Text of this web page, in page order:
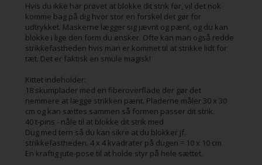
Hvis du ikke har prøvet at blokke dit strik før, vil det nok
komme bag på dig hvor stor en forskel det gør for
udtrykket. Maskerne lægger sig jævnt og pænt, og du kan
blokke i lige den form du ønsker. Ofte kan man også redde
strikkefastheden hvis man er kommet til at strikke lidt for
tæt. Det er faktisk en smule magisk!
Kittet indeholder:
18 skumplader med en fiberoverflade der gør det
nemmere at lægge strikken pænt. Pladerne måler 30 x 30
cm og kan sættes sammen så formen passer dit strik.
40 t-pins - nåle til at blokke dit strik med
Dug med tern så du kan sikre at du blokker jf.
strikkefastheden. 4 x 4 kvadrater på dugen = 10 x 10 cm
En kraftig jute-pose til at holde styr på hele sættet.